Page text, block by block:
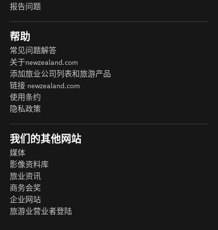
报告问题
帮助
常见问题解答
关于newzealand.com
添加旅业公司列表和旅游产品
链接 newzealand.com
使用条约
隐私政策
我们的其他网站
媒体
影像资料库
旅业资讯
商务会奖
企业网站
旅游业营业者登陆